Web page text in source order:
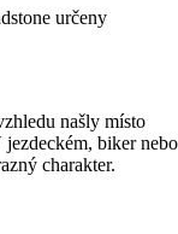
určeny
našly místo
biker nebo
charakter.